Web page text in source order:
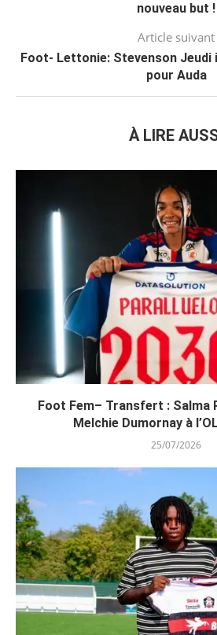
nouveau but !
Article suivant
Foot- Lettonie: Stevenson
pour Auda
À LIRE
Foot Fem– Transfert : Salma
Melchie Dumornay à
25/07/2026